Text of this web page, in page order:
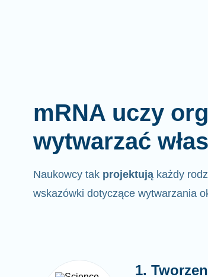
mRNA uczy
wytwarzać
Naukowcy tak projektująkażdy
wskazówki dotyczące wytwarzania
1.